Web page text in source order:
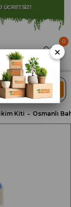
SINIRLIDIR.
ARA
0
Kiti
×